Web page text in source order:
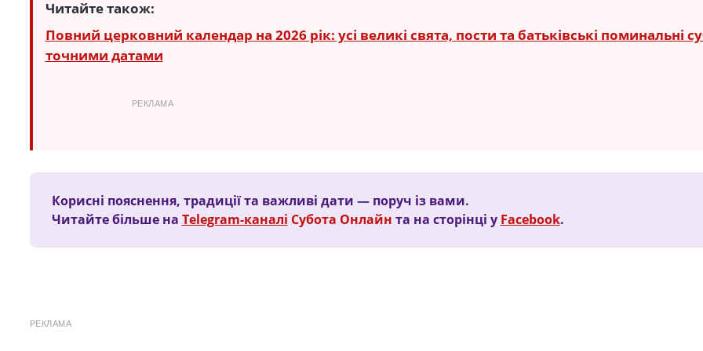
Читайте також:
Повний церковний календар на 2026 рік: усі великі свята, пости та батьківські поминальні
точними датами
РЕКЛАМА
Корисні пояснення, традиції та важливі дати — поруч із вами.
Читайте більше на Telegram-каналі Субота Онлайн та на сторінці у Facebook.
РЕКЛАМА